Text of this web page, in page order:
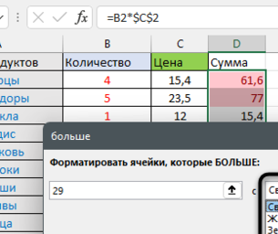
типа правила указать вариант
, откроется новое окно, в котором вы